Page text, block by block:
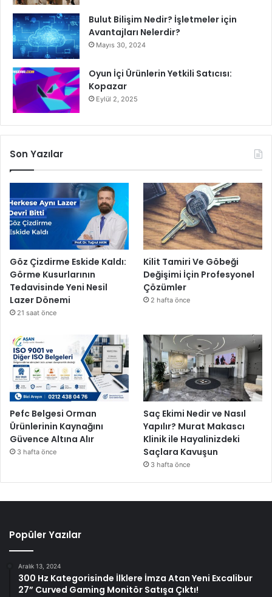
Bulut Bilişim Nedir? İşletmeler için
Avantajları Nelerdir?
Mayıs 30, 2024
Oyun İçi Ürünlerin Yetkili Satıcısı:
Kopazar
Eylül 2, 2025
Son Yazılar
Göz Çizdirme Eskide Kaldı:
Görme Kusurlarının
Tedavisinde Yeni Nesil
Lazer Dönemi
21 saat önce
Kilit Tamiri Ve Göbeği
Değişimi İçin Profesyonel
Çözümler
2 hafta önce
Pefc Belgesi Orman
Ürünlerinin Kaynağını
Güvence Altına Alır
3 hafta önce
Saç Ekimi Nedir ve Nasıl
Yapılır? Murat Makascı
Klinik ile Hayalinizdeki
Saçlara Kavuşun
3 hafta önce
Popüler Yazılar
Aralık 13, 2024
300 Hz Kategorisinde İlklere İmza Atan Yeni Excalibur
27” Curved Gaming Monitör Satışa Çıktı!